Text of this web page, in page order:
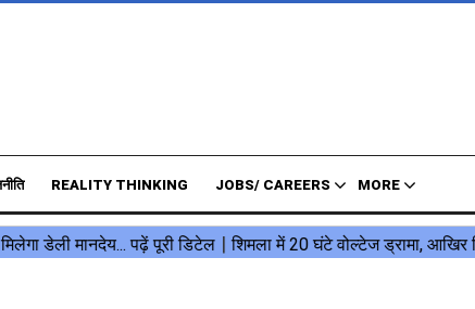
REALITY THINKING JOBS/ CAREERS MORE